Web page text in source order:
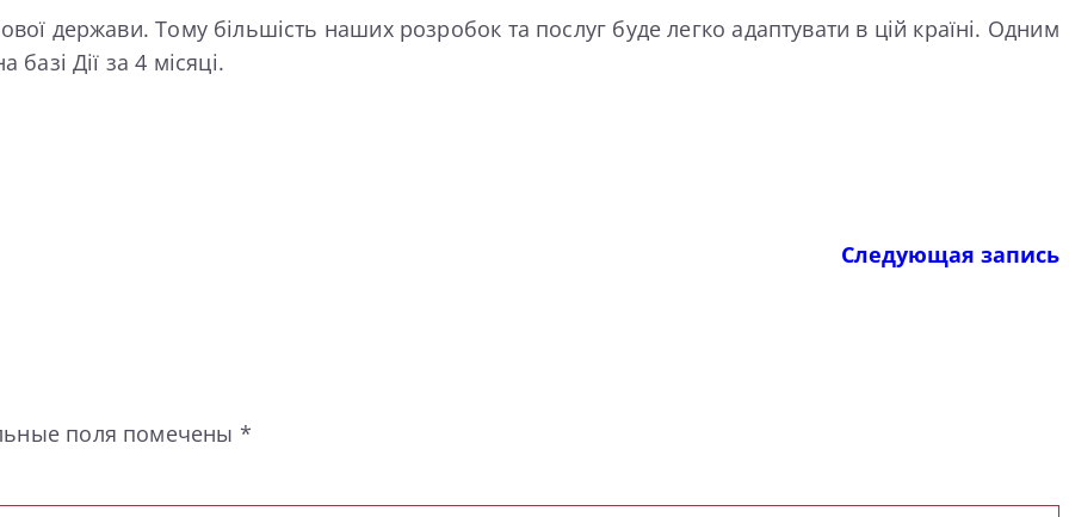
держави. Тому більшість наших розробок та послуг буде легко адаптувати в цій країні. Одним
базі Дії за 4 місяці.
Следующая запись
поля помечены *